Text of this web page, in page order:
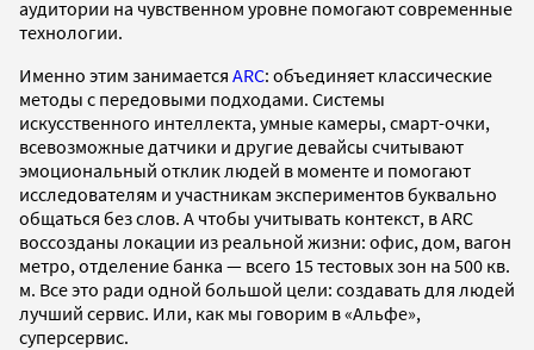
аудитории на чувственном уровне помогают современные
технологии.
Именно этим занимается ARC: объединяет классические
методы с передовыми подходами. Системы
искусственного интеллекта, умные камеры, смарт-очки,
всевозможные датчики и другие девайсы считывают
эмоциональный отклик людей в моменте и помогают
исследователям и участникам экспериментов буквально
общаться без слов. А чтобы учитывать контекст, в ARC
воссозданы локации из реальной жизни: офис, дом, вагон
метро, отделение банка — всего 15 тестовых зон на 500 кв.
м. Все это ради одной большой цели: создавать для людей
лучший сервис. Или, как мы говорим в «Альфе»,
суперсервис.